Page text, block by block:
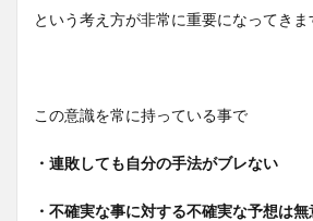
という考え方が非常に重要になってきま
この意識を常に持っている事で
・連敗しても自分の手法がブレない
・不確実な事に対する不確実な予想は